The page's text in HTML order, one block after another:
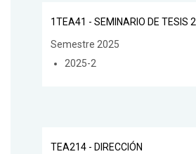
1TEA41 - SEMINARIO DE TESIS 2
Semestre 2025
2025-2
TEA214 - DIRECCIÓN